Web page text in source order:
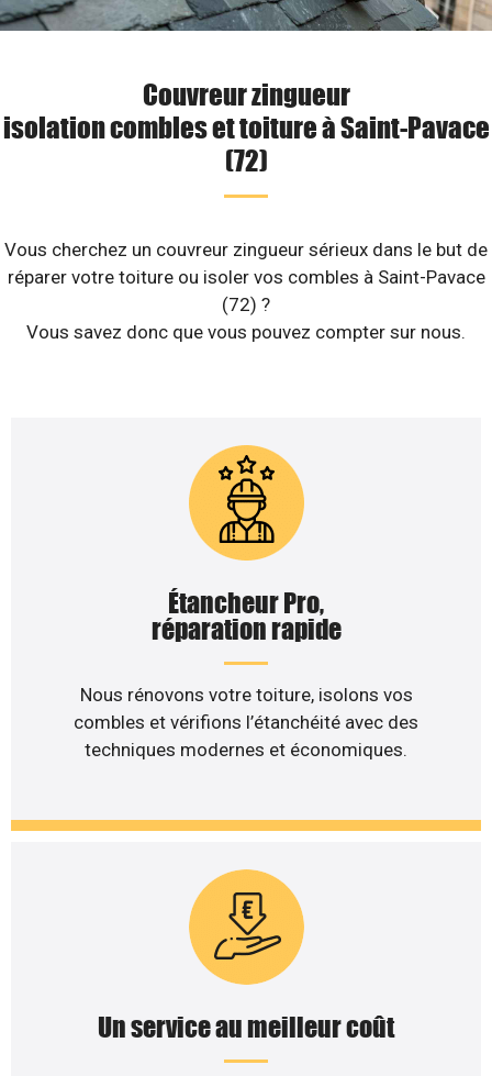
Couvreur zingueur
isolation combles et toiture à Saint-Pavace
(72)
Vous cherchez un couvreur zingueur sérieux dans le but de
réparer votre toiture ou isoler vos combles à Saint-Pavace
(72) ?
Vous savez donc que vous pouvez compter sur nous.
Étancheur Pro,
réparation rapide
Nous rénovons votre toiture, isolons vos
combles et vérifions l’étanchéité avec des
techniques modernes et économiques.
Un service au meilleur coût